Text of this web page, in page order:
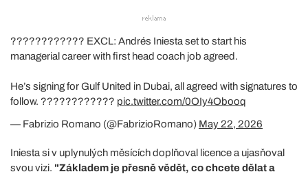
???????????? EXCL: Andrés Iniesta set to start his
managerial career with first head coach job agreed.
He’s signing for Gulf United in Dubai, all agreed with signatures to
follow. ???????????? pic.twitter.com/0OIy4Obooq
— Fabrizio Romano (@FabrizioRomano) May 22, 2026
Iniesta si v uplynulých měsících doplňoval licence a ujasňoval
svou vizi. "Základem je přesně vědět, co chcete dělat a